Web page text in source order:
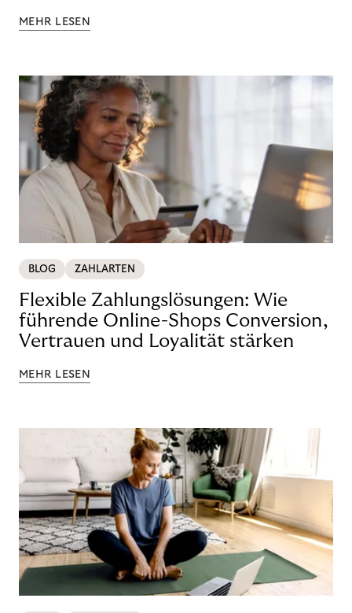
MEHR LESEN
BLOG ZAHLARTEN
Flexible Zahlungslösungen: Wie
führende Online-Shops Conversion,
Vertrauen und Loyalität stärken
MEHR LESEN